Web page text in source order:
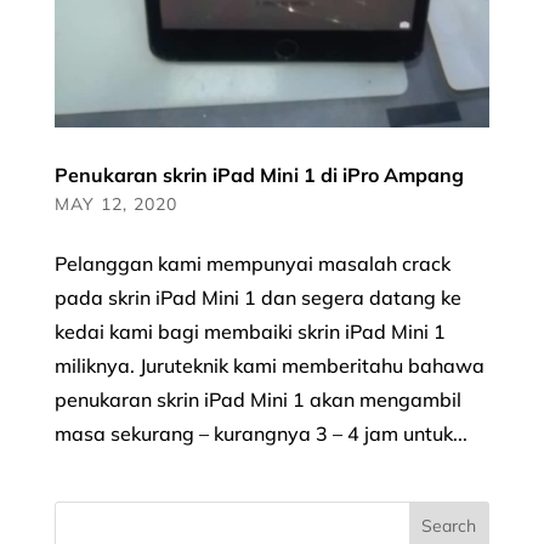
Penukaran skrin iPad Mini 1 di iPro Ampang
MAY 12, 2020
Pelanggan kami mempunyai masalah crack
pada skrin iPad Mini 1 dan segera datang ke
kedai kami bagi membaiki skrin iPad Mini 1
miliknya. Juruteknik kami memberitahu bahawa
penukaran skrin iPad Mini 1 akan mengambil
masa sekurang – kurangnya 3 – 4 jam untuk...